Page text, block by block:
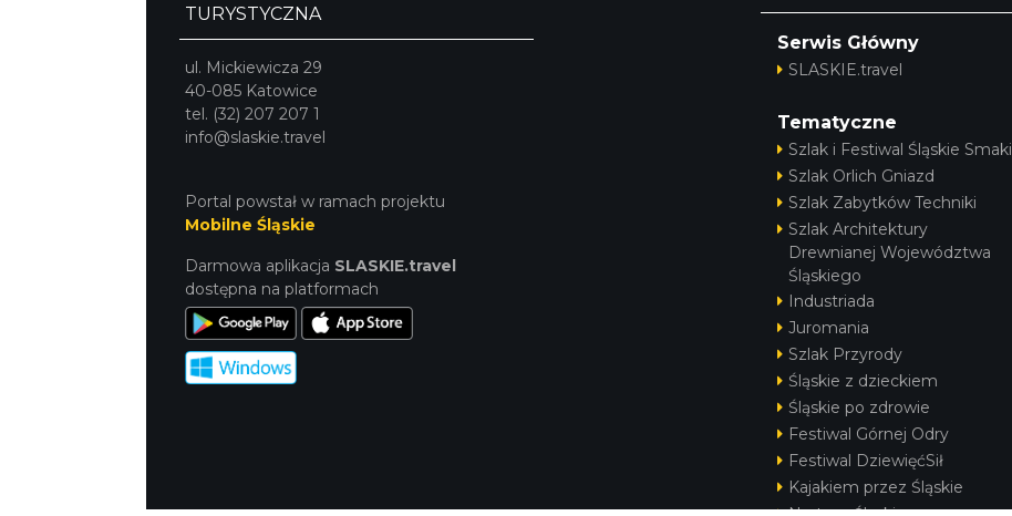
TURYSTYCZNA
ul. Mickiewicza 29
40-085 Katowice
tel. (32) 207 207 1
info@slaskie.travel
Portal powstał w ramach projektu
Mobilne Śląskie
Darmowa aplikacja SLASKIE.travel
dostępna na platformach
Serwis Główny
SLASKIE.travel
Tematyczne
Szlak i Festiwal Śląskie Smaki
Szlak Orlich Gniazd
Szlak Zabytków Techniki
Szlak Architektury
Drewnianej Województwa
Śląskiego
Industriada
Juromania
Szlak Przyrody
Śląskie z dzieckiem
Śląskie po zdrowie
Festiwal Górnej Odry
Festiwal DziewięćSił
Kajakiem przez Śląskie